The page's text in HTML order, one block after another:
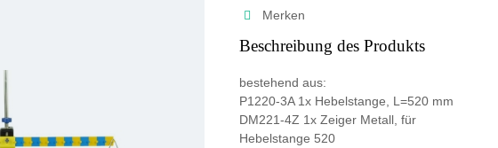
Merken
Beschreibung des Produkts
bestehend aus:
P1220-3A 1x Hebelstange, L=520 mm
DM221-4Z 1x Zeiger Metall, für
Hebelstange 520